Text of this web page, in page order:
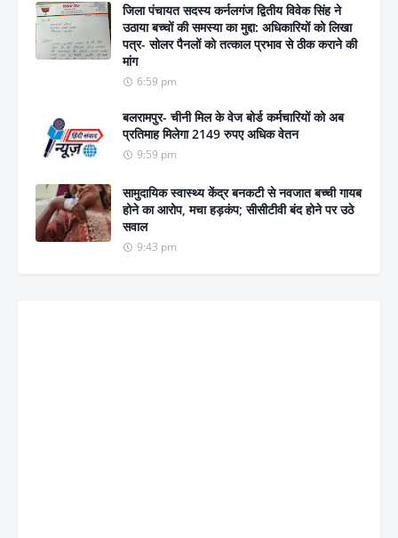
जिला पंचायत सदस्य कर्नलगंज द्वितीय विवेक सिंह ने
उठाया बच्चों की समस्या का मुद्दा: अधिकारियों को लिखा
पत्र- सोलर पैनलों को तत्काल प्रभाव से ठीक कराने की
मांग
6:59 pm
बलरामपुर- चीनी मिल के वेज बोर्ड कर्मचारियों को अब
प्रतिमाह मिलेगा 2149 रुपए अधिक वेतन
9:59 pm
सामुदायिक स्वास्थ्य केंद्र बनकटी से नवजात बच्ची गायब
होने का आरोप, मचा हड़कंप; सीसीटीवी बंद होने पर उठे
सवाल
9:43 pm